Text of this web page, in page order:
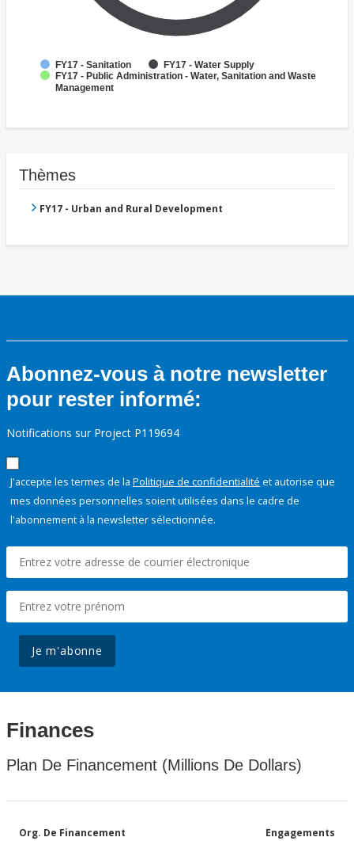
FY17 - Sanitation
FY17 - Water Supply
FY17 - Public Administration - Water, Sanitation and Waste
Management
Thèmes
FY17 - Urban and Rural Development
Abonnez-vous à notre newsletter
pour rester informé:
Notifications sur Project P119694
J'accepte les termes de la Politique de confidentialité et autorise que
mes données personnelles soient utilisées dans le cadre de
l'abonnement à la newsletter sélectionnée.
Je m'abonne
Finances
Plan De Financement (Millions De Dollars)
Org. De Financement Engagements